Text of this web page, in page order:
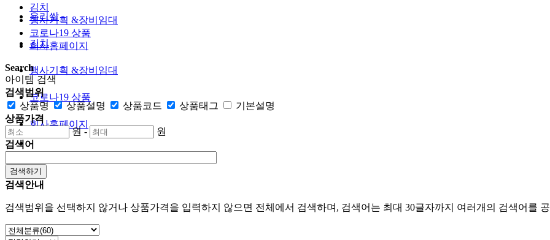
우리쌀
김치
행사기획 &장비임대
코로나19 상품
회사홈페이지
김치
행사기획 &장비임대
코로나19 상품
회사홈페이지
Search
아이템 검색
검색범위
상품명
상품설명 상품코드 상품태그
기본설명
상품가격
원 -
원
검색어
검색하기
검색안내
검색범위을 선택하지 않거나 상품가격을 입력하지 않으면 전체에서 검색하며, 검색어는 최대 30글자까지 여러개의 검색어를